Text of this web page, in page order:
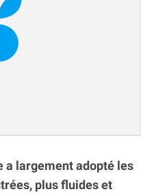
a largement adopté les
plus fluides et